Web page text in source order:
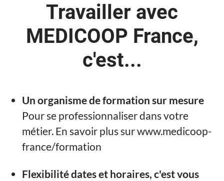
Travailler avec
MEDICOOP France,
c'est...
Un organisme de formation sur mesure
Pour se professionnaliser dans votre
métier. En savoir plus sur www.medicoop-
france/formation
Flexibilité dates et horaires, c'est vous